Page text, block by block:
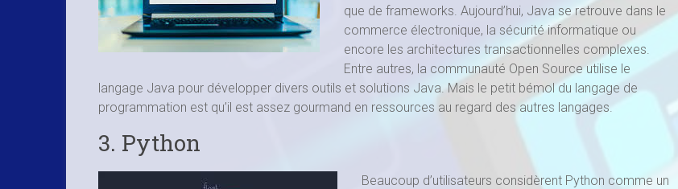
que de frameworks. Aujourd’hui, Java se retrouve dans le
commerce électronique, la sécurité informatique ou
encore les architectures transactionnelles complexes.
Entre autres, la communauté Open Source utilise le
langage Java pour développer divers outils et solutions Java. Mais le petit bémol du langage de
programmation est qu’il est assez gourmand en ressources au regard des autres langages.
3. Python
Beaucoup d’utilisateurs considèrent Python comme un